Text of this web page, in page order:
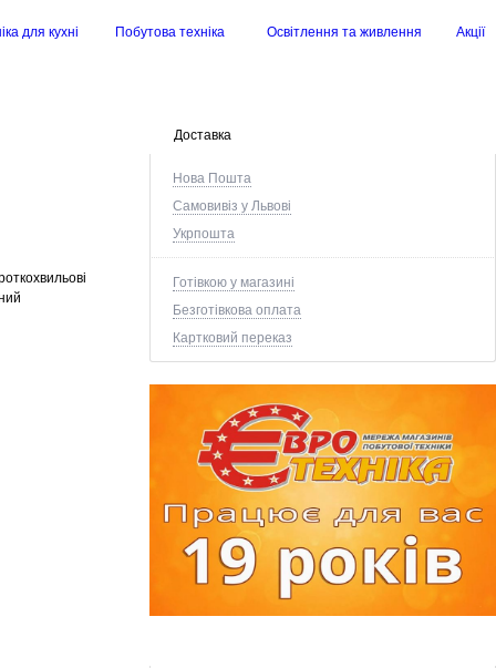
для кухні Побутова техніка Освітлення та живлення Акції
Доставка
Нова Пошта
Самовивіз у Львові
Укрпошта
Готівкою у магазині
Безготівкова оплата
Картковий переказ